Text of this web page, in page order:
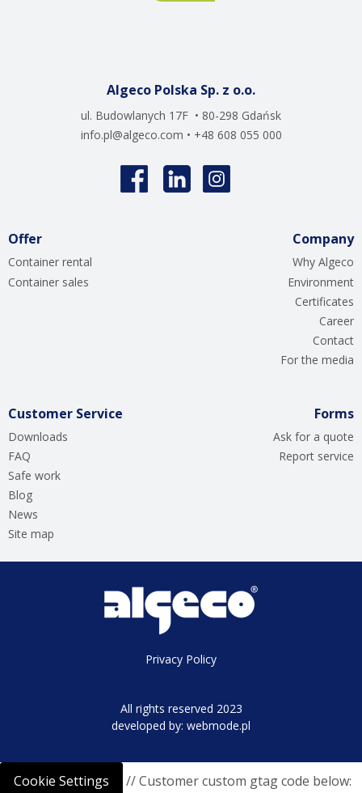
Algeco Polska Sp. z o.o.
ul. Budowlanych 17F • 80-298 Gdańsk
info.pl@algeco.com • +48 608 055 000
Offer
Container rental
Container sales
Company
Why Algeco
Environment
Certificates
Career
Contact
For the media
Customer Service
Downloads
FAQ
Safe work
Blog
News
Site map
Forms
Ask for a quote
Report service
Privacy Policy
All rights reserved 2023
developed by: webmode.pl
Cookie Settings // Customer custom gtag code below: